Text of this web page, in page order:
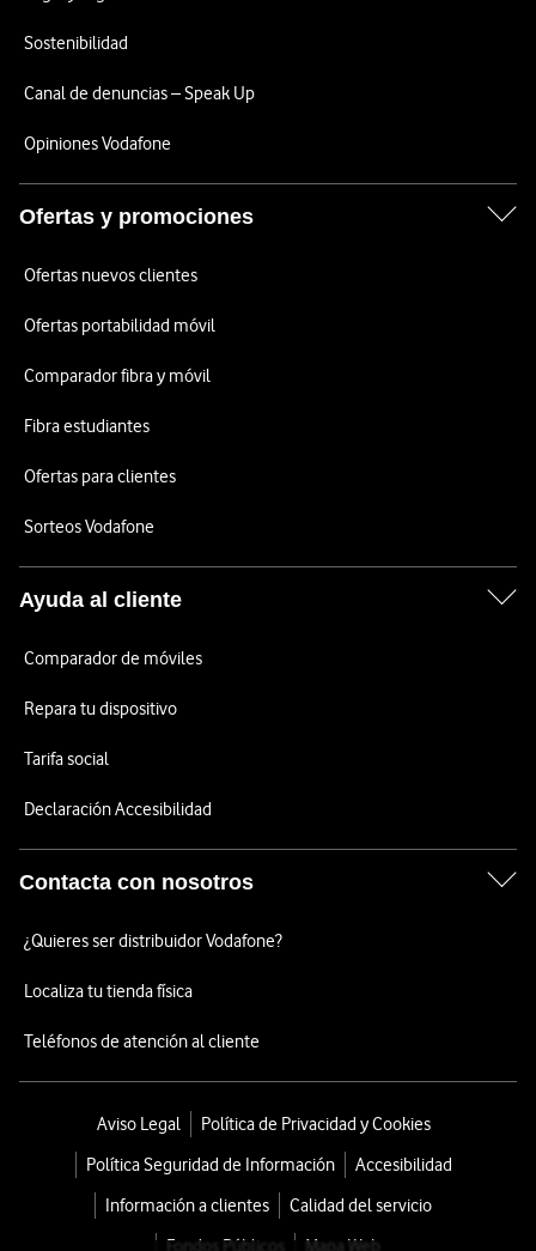
Sostenibilidad
Canal de denuncias – Speak Up
Opiniones Vodafone
Ofertas y promociones
Ofertas nuevos clientes
Ofertas portabilidad móvil
Comparador fibra y móvil
Fibra estudiantes
Ofertas para clientes
Sorteos Vodafone
Ayuda al cliente
Comparador de móviles
Repara tu dispositivo
Tarifa social
Declaración Accesibilidad
Contacta con nosotros
¿Quieres ser distribuidor Vodafone?
Localiza tu tienda física
Teléfonos de atención al cliente
Aviso Legal
Política de Privacidad y Cookies
Política Seguridad de Información
Accesibilidad
Información a clientes
Calidad del servicio
Fondos Públicos
Mapa Web